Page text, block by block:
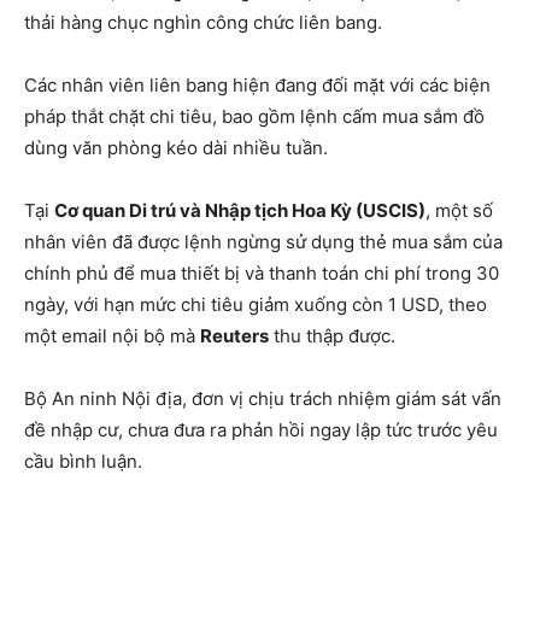
thải hàng chục nghìn công chức liên bang.
Các nhân viên liên bang hiện đang đối mặt với các biện
pháp thắt chặt chi tiêu, bao gồm lệnh cấm mua sắm đồ
dùng văn phòng kéo dài nhiều tuần.
Tại Cơ quan Di trú và Nhập tịch Hoa Kỳ (USCIS), một số
nhân viên đã được lệnh ngừng sử dụng thẻ mua sắm của
chính phủ để mua thiết bị và thanh toán chi phí trong 30
ngày, với hạn mức chi tiêu giảm xuống còn 1 USD, theo
một email nội bộ mà Reuters thu thập được.
Bộ An ninh Nội địa, đơn vị chịu trách nhiệm giám sát vấn
đề nhập cư, chưa đưa ra phản hồi ngay lập tức trước yêu
cầu bình luận.